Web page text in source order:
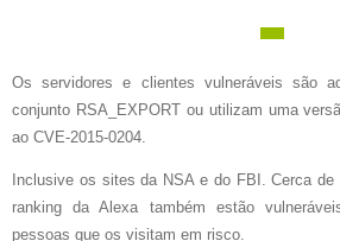
Os servidores e clientes vulneráveis são
conjunto RSA_EXPORT ou utilizam uma
ao CVE-2015-0204.
Inclusive os sites da NSA e do FBI. Cerca
ranking da Alexa também estão
pessoas que os visitam em risco.